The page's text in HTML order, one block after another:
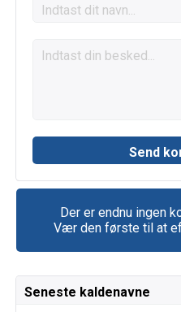
Der er endnu ingen
Vær den første til at
Seneste kaldenavne